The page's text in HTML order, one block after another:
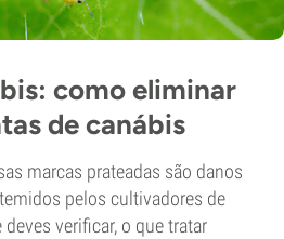
como eliminar
de canábis
marcas prateadas são danos
pelos cultivadores de
verificar, o que tratar